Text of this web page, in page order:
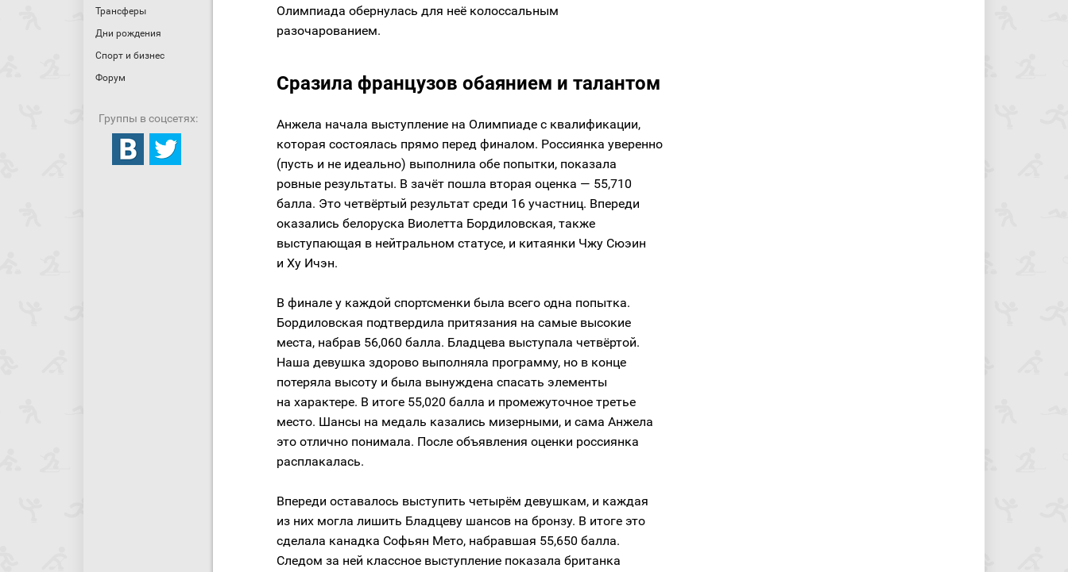
Трансферы
Дни рождения
Спорт и бизнес
Форум
Группы в соцсетях:
Олимпиада обернулась для неё колоссальным
разочарованием.
Сразила французов обаянием и талантом
Анжела начала выступление на Олимпиаде с квалификации,
которая состоялась прямо перед финалом. Россиянка уверенно
(пусть и не идеально) выполнила обе попытки, показала
ровные результаты. В зачёт пошла вторая оценка — 55,710
балла. Это четвёртый результат среди 16 участниц. Впереди
оказались белоруска Виолетта Бордиловская, также
выступающая в нейтральном статусе, и китаянки Чжу Сюэин
и Ху Ичэн.
В финале у каждой спортсменки была всего одна попытка.
Бордиловская подтвердила притязания на самые высокие
места, набрав 56,060 балла. Бладцева выступала четвёртой.
Наша девушка здорово выполняла программу, но в конце
потеряла высоту и была вынуждена спасать элементы
на характере. В итоге 55,020 балла и промежуточное третье
место. Шансы на медаль казались мизерными, и сама Анжела
это отлично понимала. После объявления оценки россиянка
расплакалась.
Впереди оставалось выступить четырём девушкам, и каждая
из них могла лишить Бладцеву шансов на бронзу. В итоге это
сделала канадка Софьян Мето, набравшая 55,650 балла.
Следом за ней классное выступление показала британка